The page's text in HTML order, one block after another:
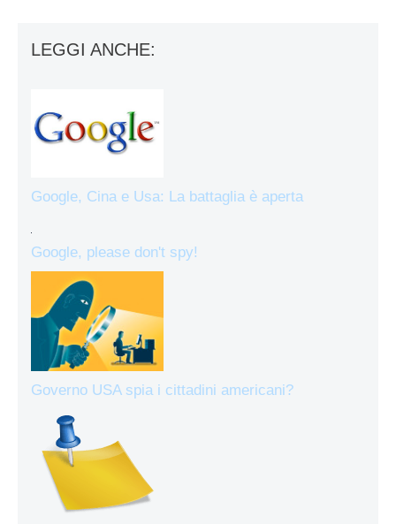
LEGGI ANCHE:
Google, Cina e Usa: La battaglia è aperta
Google, please don't spy!
Governo USA spia i cittadini americani?